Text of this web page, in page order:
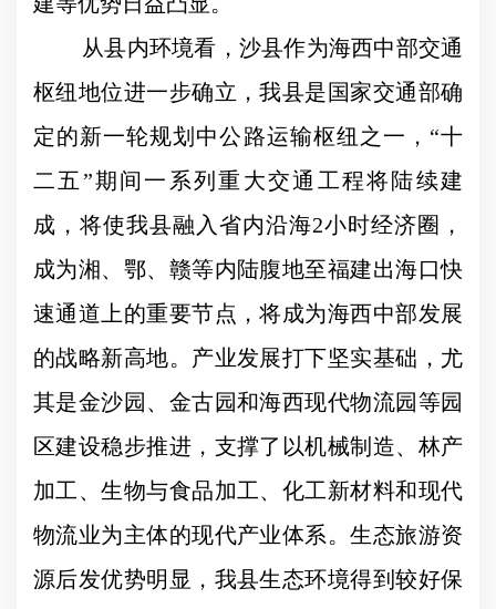
从县内环境看，沙县作为海西中部交通
枢纽地位进一步确立，我县是国家交通部确
定的新一轮规划中公路运输枢纽之一， “十
二五”期间一系列重大交通工程将陆续建
成，将使我县融入省内沿海2小时经济圈，
成为湘、鄂、赣等内陆腹地至福建出海口快
速通道上的重要节点，将成为海西中部发展
的战略新高地。产业发展打下坚实基础，尤
其是金沙园、金古园和海西现代物流园等园
区建设稳步推进，支撑了以机械制造、林产
加工、生物与食品加工、化工新材料和现代
物流业为主体的现代产业体系。生态旅游资
源后发优势明显，我县生态环境得到较好保